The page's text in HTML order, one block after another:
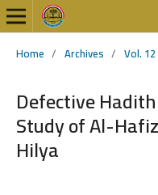
Home / Archives / Vol.
Defective
Study of Al-
Hilya